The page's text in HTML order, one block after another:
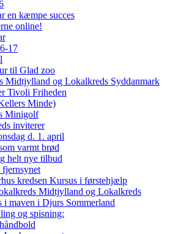
en kæmpe succes
online!
17
til Glad zoo
Midtjylland og Lokalkreds Syddanmark
Tivoli Friheden
Minde)
Minigolf
inviterer
d. 1. april
varmt brød
helt nye tilbud
kredsen Kursus i førstehjælp
Midtjylland og Lokalkreds
i maven i Djurs Sommerland
og spisning: